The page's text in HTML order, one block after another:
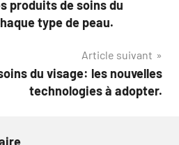
produits de soins du
type de peau.
Article suivant
du visage: les nouvelles
technologies à adopter.